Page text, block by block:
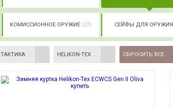
КОМИССИОННОЕ ОРУЖИЕ (27) СЕЙФЫ ДЛЯ ОРУЖИЯ
ТАКТИКА HELIKON-TEX СБРОСИТЬ ВСЕ